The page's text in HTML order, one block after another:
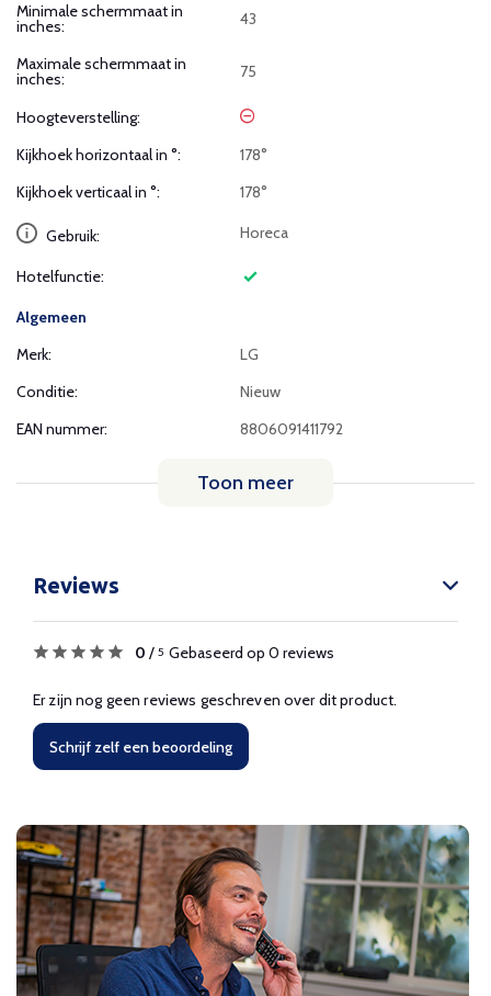
Minimale schermmaat in
inches: 43
Maximale schermmaat in
inches: 75
Hoogteverstelling:
Kijkhoek horizontaal in °:
178°
Kijkhoek verticaal in °:
178°
Gebruik: Horeca
Hotelfunctie:
Algemeen
Merk:
LG
Conditie:
Nieuw
EAN nummer:
8806091411792
Toon meer
Reviews
0 / 5 Gebaseerd op 0 reviews
Er zijn nog geen reviews geschreven over dit product.
Schrijf zelf een beoordeling